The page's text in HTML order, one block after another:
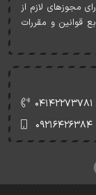
مجوزهای لازم از
قوانين و مقررات
۰۴۱۴۲۲۷۳۷۸۱
۰۹۲۱۶۴۲۶۳۸۴